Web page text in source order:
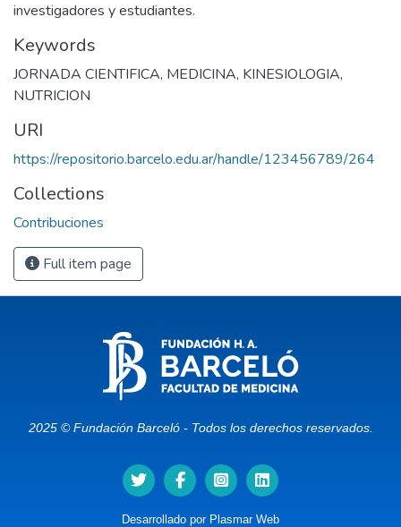
investigadores y estudiantes.
Keywords
JORNADA CIENTIFICA, MEDICINA, KINESIOLOGIA,
NUTRICION
URI
https://repositorio.barcelo.edu.ar/handle/123456789/264
Collections
Contribuciones
Full item page
2025 © Fundación Barceló - Todos los derechos reservados.
Desarrollado por Plasmar Web